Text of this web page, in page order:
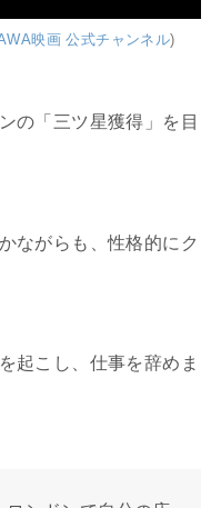
映画 公式チャンネル)
の「三ツ星獲得」を目
ながらも、性格的にク
起こし、仕事を辞めま